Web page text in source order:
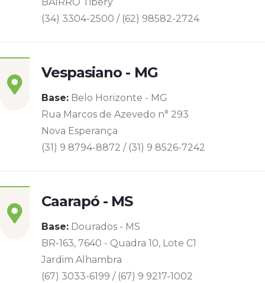
(34) 3304-2500 / (62) 98582-2724
Vespasiano - MG
Base: Belo Horizonte - MG
Rua Marcos de Azevedo n° 293
Nova Esperança
(31) 9 8794-8872 / (31) 9 8526-7242
Caarapó - MS
Base: Dourados - MS
BR-163, 7640 - Quadra 10, Lote C1
Jardim Alhambra
(67) 3033-6199 / (67) 9 9217-1002